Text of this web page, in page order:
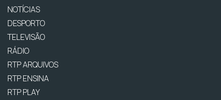
NOTÍCIAS
DESPORTO
TELEVISÃO
RÁDIO
RTP ARQUIVOS
RTP ENSINA
RTP PLAY